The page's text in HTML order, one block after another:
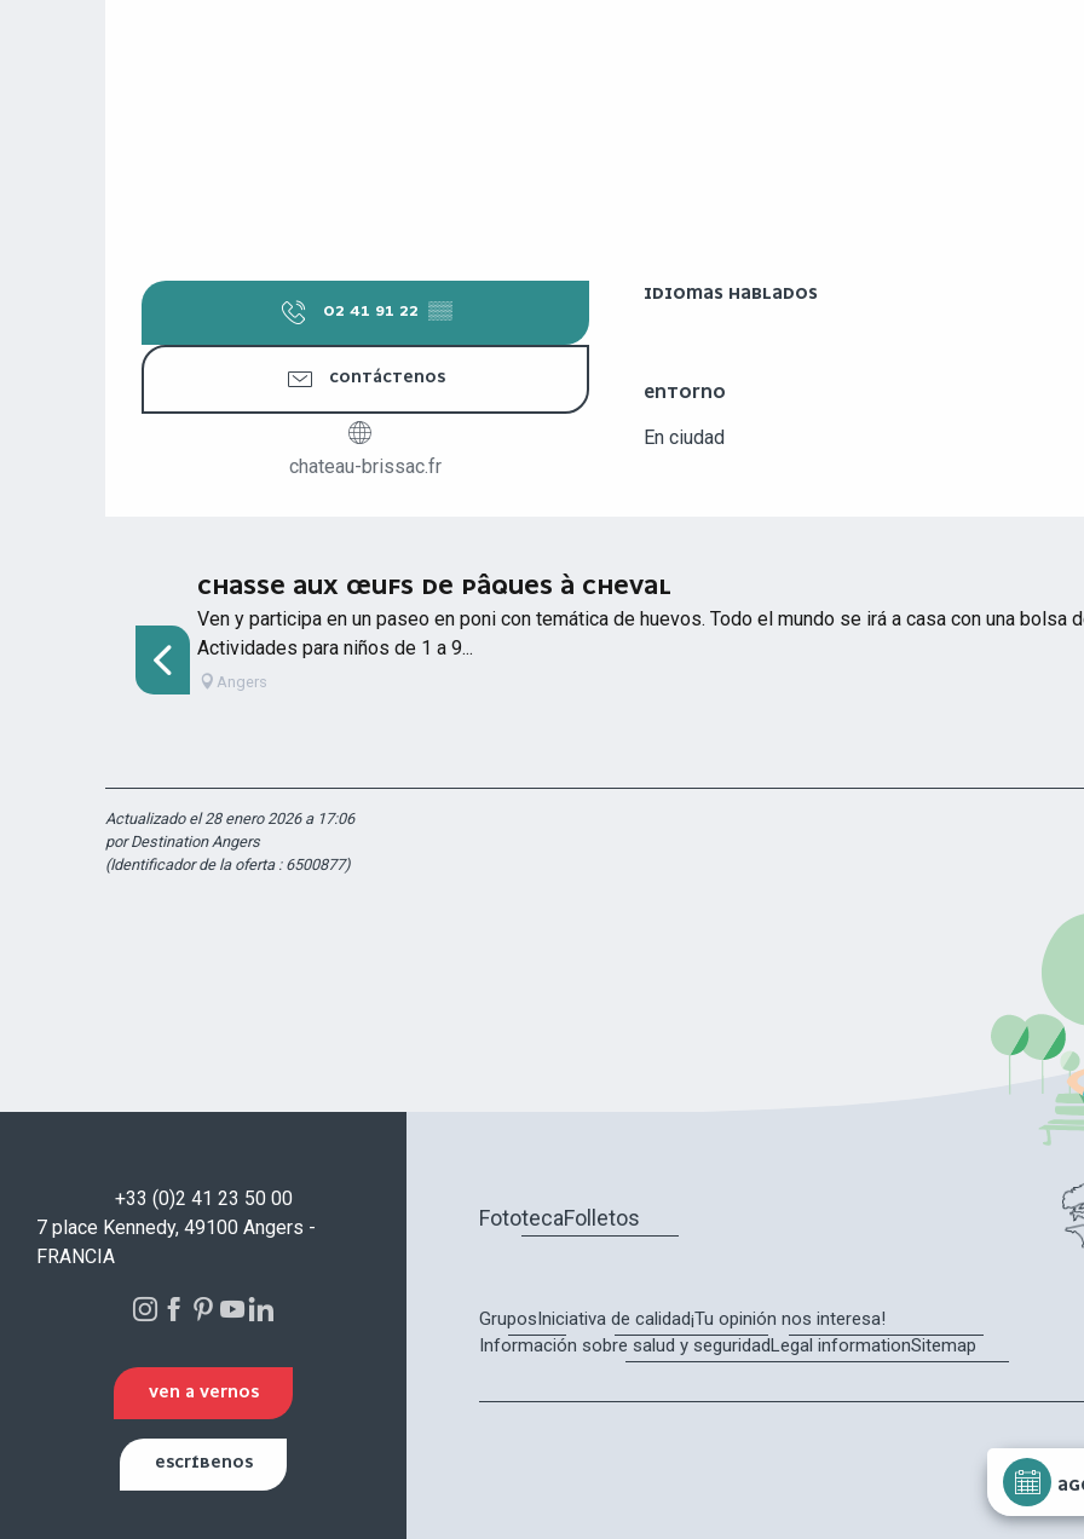
02 41 91 22 ▒▒
CONTÁCTENOS
chateau-brissac.fr
IDIOMAS HABLADOS
IDIOMAS HABLADOS
ENTORNO
ENTORNO
En ciudad
CHASSE AUX ŒUFS DE PÂQUES À CHEVAL
Ven y participa en un paseo en poni con temática de huevos. Todo el mundo se irá a casa con una bolsa
Actividades para niños de 1 a 9...
Angers
Actualizado el 28 enero 2026 a 17:06
por Destination Angers
(Identificador de la oferta : 6500877)
+33 (0)2 41 23 50 00
7 place Kennedy, 49100 Angers -
FRANCIA
VEN A VERNOS
ESCRÍBENOS
FototecaFolletos
GruposIniciativa de calidad¡Tu opinión nos interesa!
Información sobre salud y seguridadLegal informationSitemap